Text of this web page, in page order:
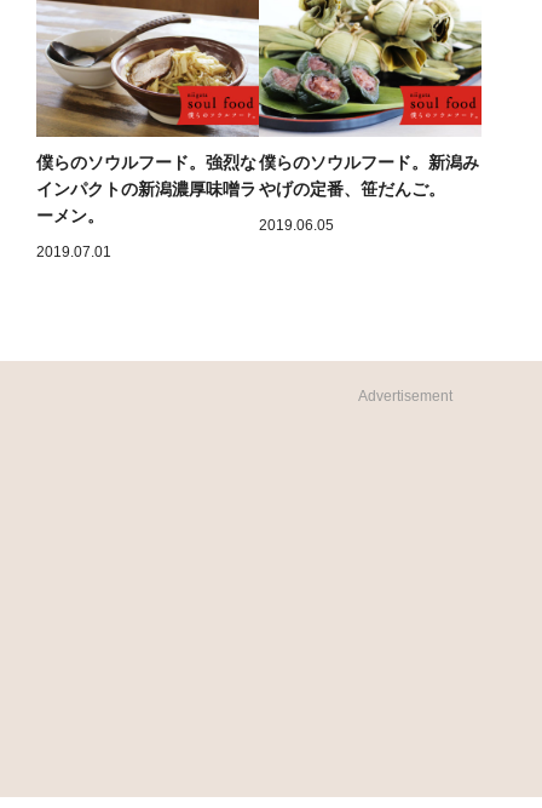
僕らのソウルフード。強烈な
インパクトの新潟濃厚味噌ラ
ーメン。
2019.07.01
僕らのソウルフード。新潟み
やげの定番、笹だんご。
2019.06.05
Advertisement